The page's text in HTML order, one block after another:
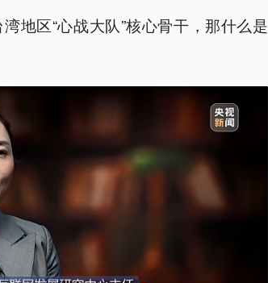
地区“心战大队”核心骨干，那什么是